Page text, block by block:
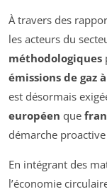
À travers des
les acteurs du
méthodologiques
émissions de gaz
est désormais
européen que
démarche
En intégrant des
l’économie